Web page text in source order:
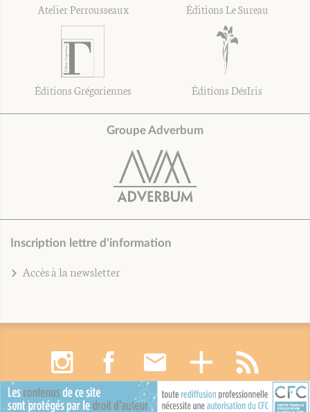
Atelier Perrousseaux Éditions Le Sureau
Éditions Grégoriennes Éditions DésIris
Groupe Adverbum
Inscription lettre d'information
Accès à la newsletter